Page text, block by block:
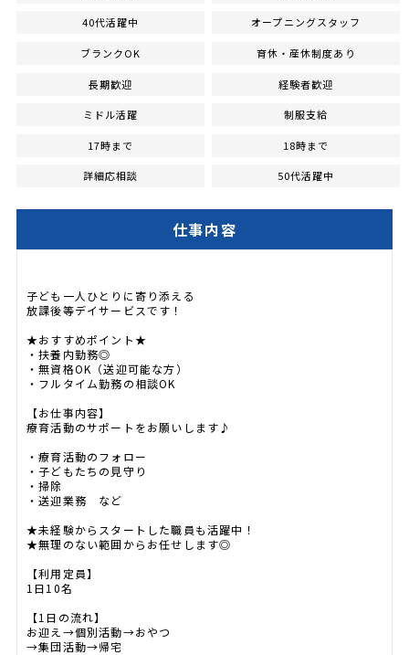
40代活躍中 オープニングスタッフ
ブランクOK 育休・産休制度あり
長期歓迎 経験者歓迎
ミドル活躍 制服支給
17時まで 18時まで
詳細応相談 50代活躍中
仕事内容
子ども一人ひとりに寄り添える
放課後等デイサービスです！
★おすすめポイント★
・扶養内勤務◎
・無資格OK（送迎可能な方）
・フルタイム勤務の相談OK
【お仕事内容】
療育活動のサポートをお願いします♪
・療育活動のフォロー
・子どもたちの見守り
・掃除
・送迎業務 など
★未経験からスタートした職員も活躍中！
★無理のない範囲からお任せします◎
【利用定員】
1日10名
【1日の流れ】
お迎え→個別活動→おやつ
→集団活動→帰宅